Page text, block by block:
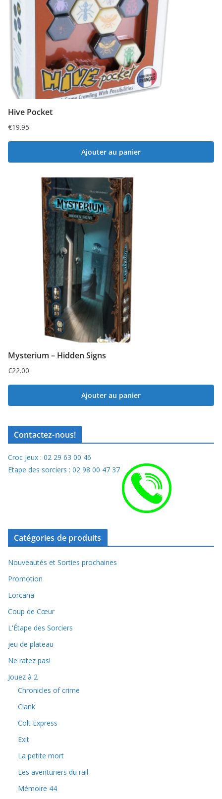
Hive Pocket
€19.95
Ajouter au panier
Mysterium – Hidden Signs
€22.00
Ajouter au panier
Contactez-nous!
Croc Jeux : 02 29 63 00 46
Etape des sorciers : 02 98 00 47 37
Catégories de produits
Nouveautés et Sorties prochaines
Promotion
Lorcana
Coup de Cœur
L'Étape des Sorciers
jeu de plateau
Ne ratez pas!
Jouez à 2
Chronicles of crime
Clank
Colt Express
Exit
La petite mort
Les aventuriers du rail
Mémoire 44